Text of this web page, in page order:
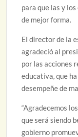
para que las y
de mejor forma.
El director de la
agradeció al
por las acciones
educativa, que
desempeñe de
“Agradecemos
que será siendo
gobierno